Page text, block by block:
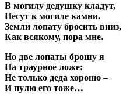
В могилу дедушку кладут,
Несут к могиле камни.
Земли лопату бросить вниз,
Как всякому, пора мне.
Но две лопаты брошу я
На траурное ложе:
Не только деда хороню –
И пулю его тоже…